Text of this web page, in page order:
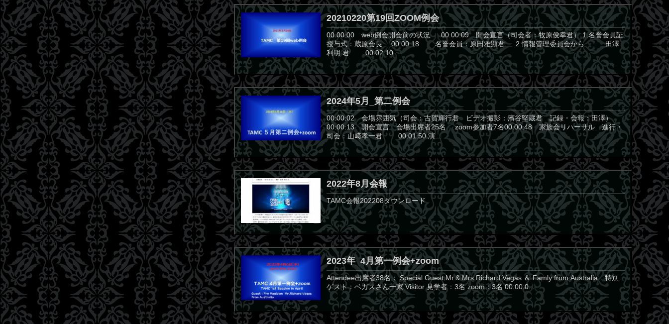
20210220第19回ZOOM例会
00:00:00 web例会開会前の状況 00:00:09 開会宣言（司会者：牧原俊幸君） 1.名誉会員証
授与式：蔵原会長 00:00:18 名誉会員：原田雅顕君 2.情報管理委員会から 田澤
利明 君 00:02:10...
2024年5月_第二例会
00:00:02 会場雰囲気（司会：古賀輝行君 ビデオ撮影：濱谷堅蔵君 記録・会報：田澤）
00:00:13 開会宣言 会場出席者25名 zoom参加者7名00:00:48 家族会リハーサル 進行・
司会：山﨑孝一君 00:01:50 演...
2022年8月会報
TAMC会報202208ダウンロード
2023年_4月第一例会+zoom
Attendee出席者38名： Special Guest:Mr.& Mrs.Richard Vegas ＆ Famly from Australia 特別
ゲスト：ベガスさん一家 Visitor 見学者：3名 zoom：3名 00:00:0...